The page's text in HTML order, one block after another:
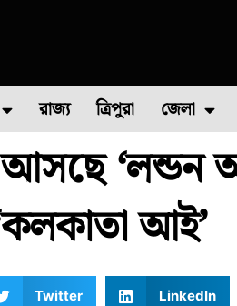
ফল চাষ মাছ চাষ পোল্ট্রি
রাজ্য ত্রিপুরা জেলা
উত্তর ২৪
‘লন্ডন
আই’
Twitter LinkedIn